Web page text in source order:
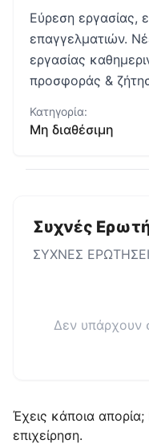
Εύρεση εργασίας,
επαγγελματιών.
εργασίας
προσφοράς &
Κατηγορία:
Μη διαθέσιμη
Συχνές
ΣΥΧΝΕΣ
Δεν υπάρχουν
Έχεις κάποια
επιχείρηση.